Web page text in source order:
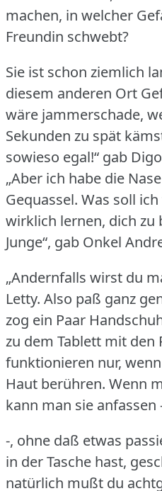
machen, in welcher
Freundin schwebt?
Sie ist schon ziemlich
diesem anderen Ort
wäre jammerschade,
Sekunden zu spät
sowieso egal!“ gab
„Aber ich habe die
Gequassel. Was soll
wirklich lernen, dich zu
Junge“, gab Onkel
„Andernfalls wirst du
Letty. Also paß ganz
zog ein Paar
zu dem Tablett mit den
funktionieren nur,
Haut berühren. Wenn
kann man sie anfassen
-, ohne daß etwas
in der Tasche hast,
natürlich mußt du